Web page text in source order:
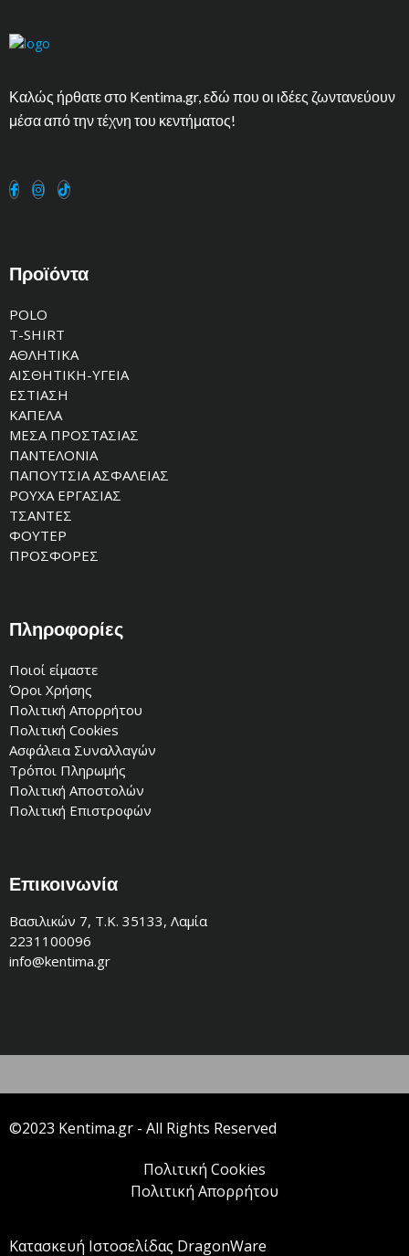
Καλώς ήρθατε στο Kentima.gr, εδώ που οι ιδέες ζωντανεύουν
μέσα από την τέχνη του κεντήματος!
Προϊόντα
POLO
T-SHIRT
ΑΘΛΗΤΙΚΑ
ΑΙΣΘΗΤΙΚΗ-ΥΓΕΙΑ
ΕΣΤΙΑΣΗ
ΚΑΠΕΛΑ
ΜΕΣΑ ΠΡΟΣΤΑΣΙΑΣ
ΠΑΝΤΕΛΟΝΙΑ
ΠΑΠΟΥΤΣΙΑ ΑΣΦΑΛΕΙΑΣ
ΡΟΥΧΑ ΕΡΓΑΣΙΑΣ
ΤΣΑΝΤΕΣ
ΦΟΥΤΕΡ
ΠΡΟΣΦΟΡΕΣ
Πληροφορίες
Ποιοί είμαστε
Όροι Χρήσης
Πολιτική Απορρήτου
Πολιτική Cookies
Ασφάλεια Συναλλαγών
Τρόποι Πληρωμής
Πολιτική Αποστολών
Πολιτική Επιστροφών
Επικοινωνία
Βασιλικών 7, Τ.Κ. 35133, Λαμία
2231100096
info@kentima.gr
©2023 Kentima.gr - All Rights Reserved
Πολιτική Cookies
Πολιτική Απορρήτου
Κατασκευή Ιστοσελίδας DragonWare